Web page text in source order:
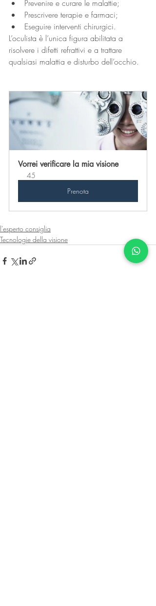
Prevenire e curare le malattie;
Prescrivere terapie e farmaci;
Eseguire interventi chirurgici.
L’oculista è l’unica figura abilitata a
risolvere i difetti refrattivi e a trattare
qualsiasi malattia e disturbo dell’occhio.
Vorrei verificare la mia visione
45
Prenota
l'esperto consiglia
Tecnologie della visione